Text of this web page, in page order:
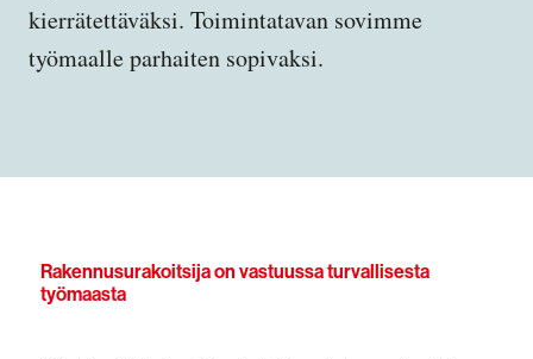
kierrätettäväksi. Toimintatavan sovimme
työmaalle parhaiten sopivaksi.
Rakennusurakoitsija on vastuussa turvallisesta
työmaasta